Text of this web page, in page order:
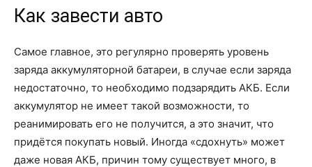
Как завести авто
Самое главное, это регулярно проверять уровень
заряда аккумуляторной батареи, в случае если заряда
недостаточно, то необходимо подзарядить АКБ. Если
аккумулятор не имеет такой возможности, то
реанимировать его не получится, а это значит, что
придётся покупать новый. Иногда «сдохнуть» может
даже новая АКБ, причин тому существует много, в